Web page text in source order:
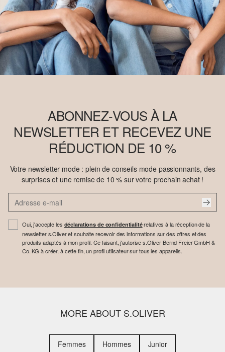
ABONNEZ-VOUS À LA
NEWSLETTER ET RECEVEZ UNE
RÉDUCTION DE 10 %
Votre newsletter mode : plein de conseils mode passionnants, des
surprises et une remise de 10 % sur votre prochain achat !
Oui, j'accepte les déclarations de confidentialitérelatives à la réception de la
newsletter s.Oliver et souhaite recevoir des informations sur des offres et des
produits adaptés à mon profil. Ce faisant, j'autorise s.Oliver Bernd Freier GmbH &
Co. KG à créer, à cette fin, un profil utilisateur sur tous les appareils.
MORE ABOUT S.OLIVER
Femmes Hommes Junior